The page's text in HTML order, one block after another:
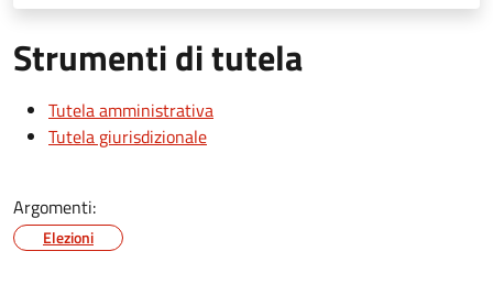
Strumenti di tutela
Tutela amministrativa
Tutela giurisdizionale
Argomenti:
Elezioni